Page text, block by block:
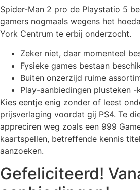
Spider-Man 2 pro de Playstatio 5
gamers nogmaals wegens het
York Centrum te erbij onderzocht.
Zeker niet, daar momenteel
Fysieke games bestaan
Buiten onzerzijd ruime
Play-aanbiedingen plusteken
Kies eentje enig zonder of leest
prijsverlaging voordat gij PS4. Te
appreciren weg zoals een 999
kaartspellen, betreffende kennis
aanzoeken.
Gefeliciteerd!